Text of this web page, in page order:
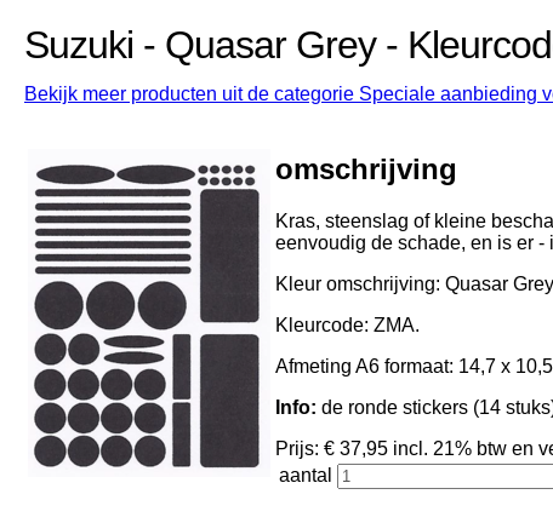
Suzuki - Quasar Grey -
Bekijk meer producten uit de categorie Speciale aanbieding
omschrijving
Kras, steenslag of kleine
eenvoudig de schade, en is er
Kleur omschrijving: Quasar
Kleurcode: ZMA.
Afmeting A6 formaat: 14,7 x
Info: de ronde stickers (14
Prijs: € 37,95 incl. 21% btw en
aantal